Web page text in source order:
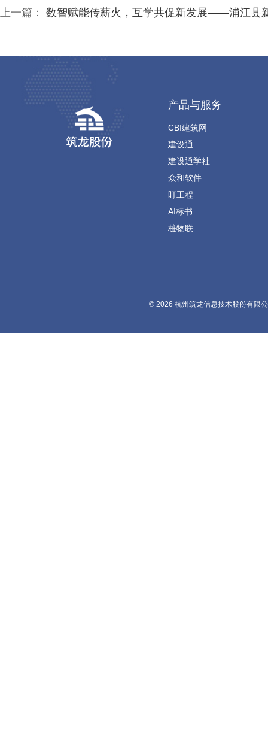
上一篇： 数智赋能传薪火，互学共促新发展——浦江县新生代企业家、杭州市浦江商会青年企业家一行到访筑龙股份
产品与服务
CBI建筑网
建设通
建设通学社
众和软件
盯工程
AI标书
桩物联
© 2026 杭州筑龙信息技术股份有限